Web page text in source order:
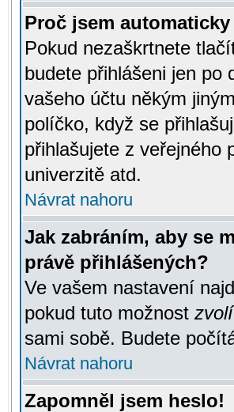
Proč jsem
Pokud nezaškrtnete
budete přihlášeni jen po
vašeho účtu někým
políčko, když se
přihlašujete z veřejného
univerzitě atd.
Návrat nahoru
Jak zabráním, aby se
právě přihlášených?
Ve vašem nastavení
pokud tuto možnost
sami sobě. Budete
Návrat nahoru
Zapomněl jsem heslo!